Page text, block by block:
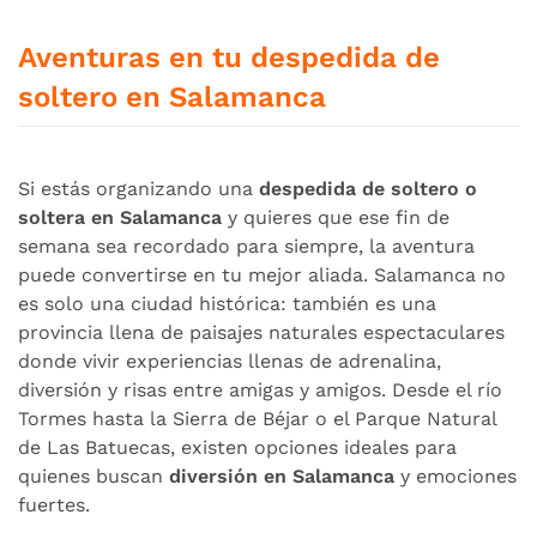
Aventuras en tu despedida de
soltero en Salamanca
Si estás organizando una despedida de soltero o
soltera en Salamanca y quieres que ese fin de
semana sea recordado para siempre, la aventura
puede convertirse en tu mejor aliada. Salamanca no
es solo una ciudad histórica: también es una
provincia llena de paisajes naturales espectaculares
donde vivir experiencias llenas de adrenalina,
diversión y risas entre amigas y amigos. Desde el río
Tormes hasta la Sierra de Béjar o el Parque Natural
de Las Batuecas, existen opciones ideales para
quienes buscan diversión en Salamanca y emociones
fuertes.